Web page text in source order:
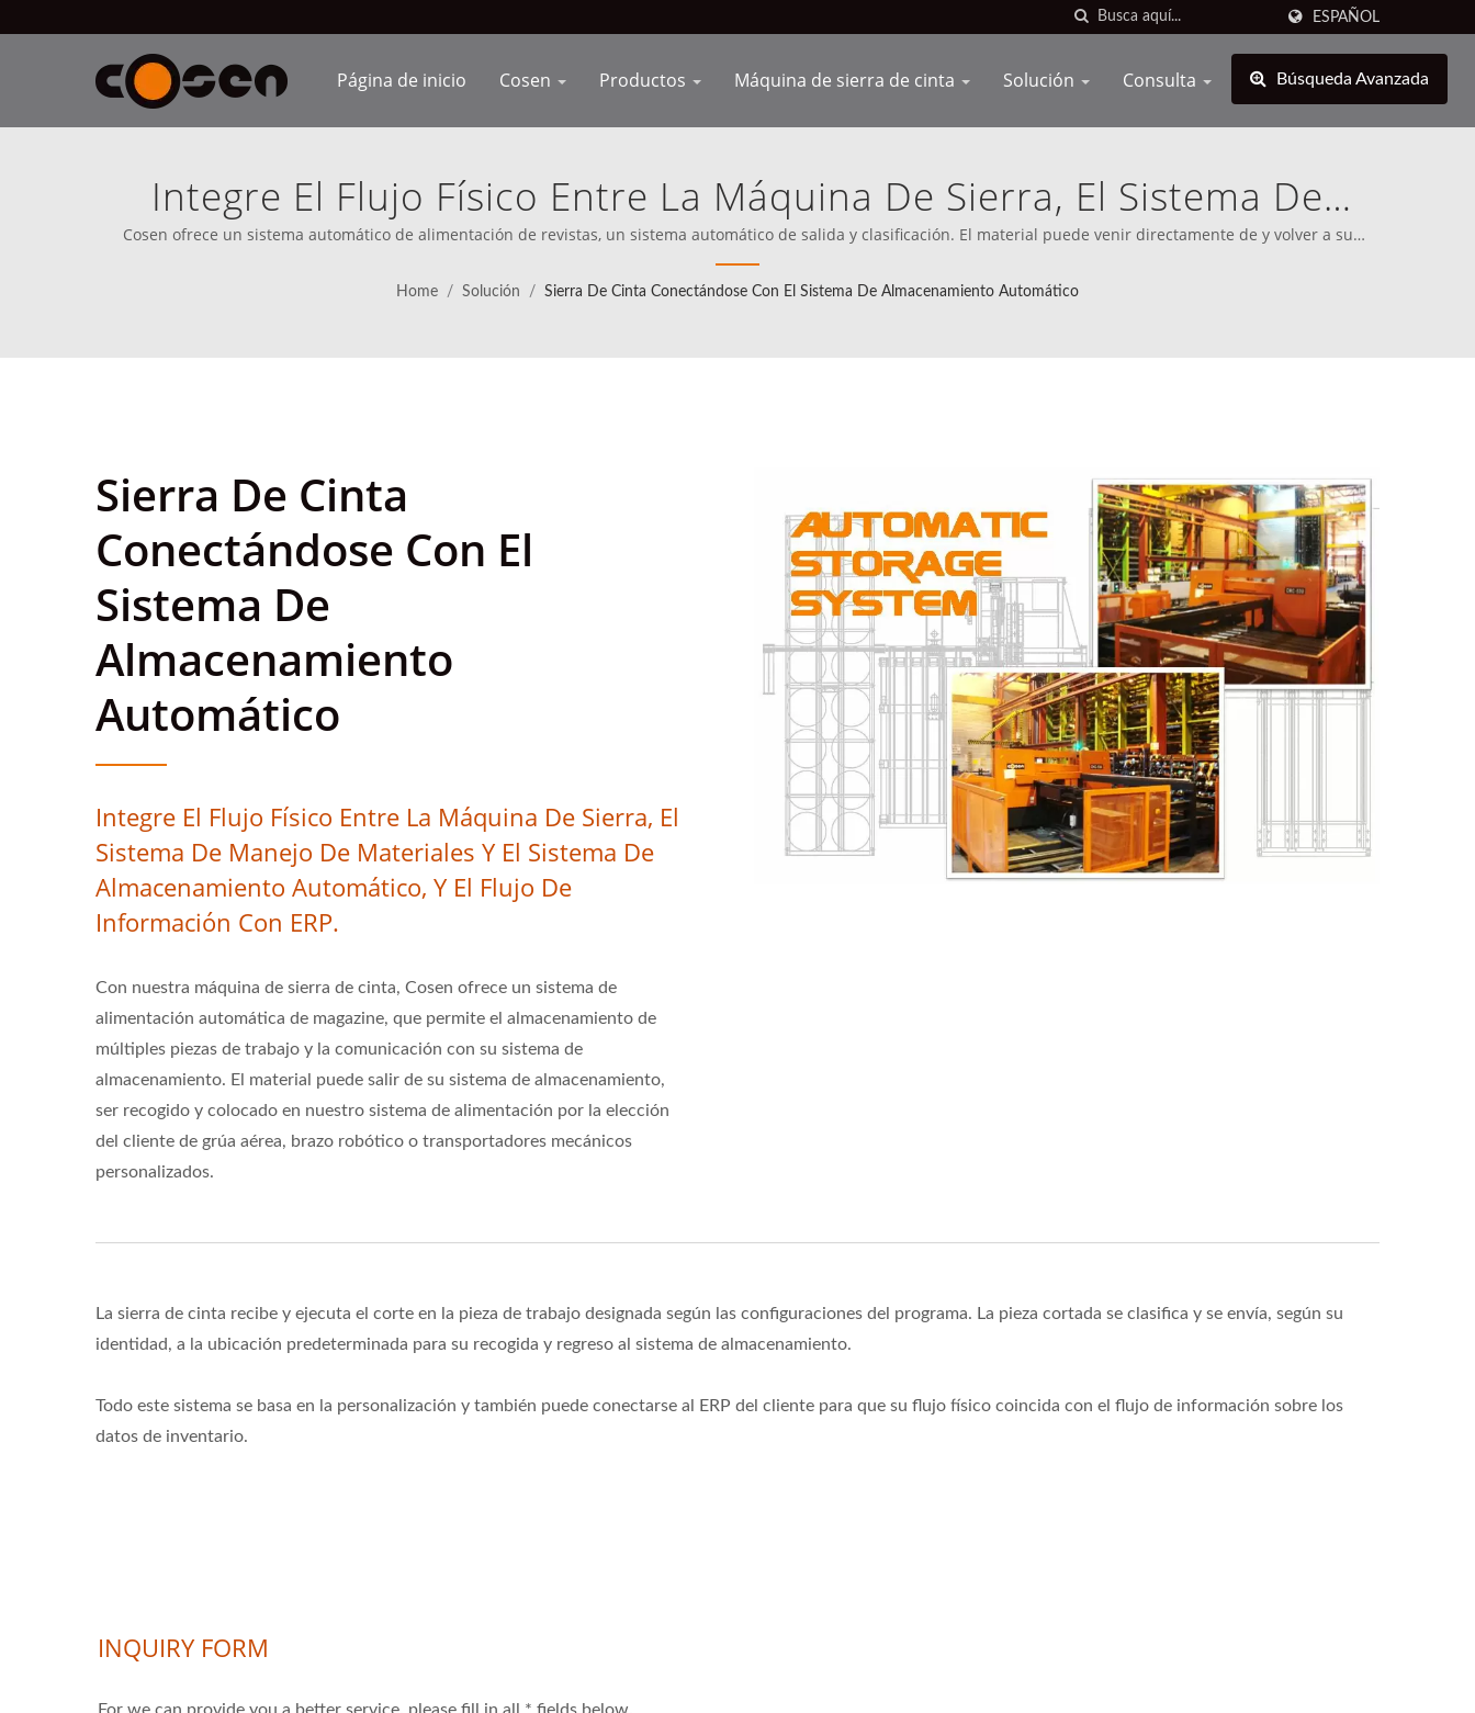
ESPAÑOL
Página de inicio Cosen Productos Máquina de sierra de cinta Solución Consulta SoporteBúsqueda Avanzada
Integre El Flujo Físico Entre La Máquina De Sierra, El Sistema De
Manejo De Materiales Y El Sistema De Almacenamiento Automático, Y
El Flujo De Información Con ERP. | Integra Robótica De Vanguardia
Cosen ofrece un sistema automático de alimentación de revistas, un sistema automático de salida y clasificación. El material puede venir directamente de y volver a su
sistema de almacenamiento. | Las sierras de cinta de marca Cosen están disponibles para la venta en 80 países, incluyendo América del Norte (desde 1989), Cosen ha dejado
claro desde el principio que su misión es competir directamente con los mejores del mundo.
Home / Solución / Sierra De Cinta Conectándose Con El Sistema De Almacenamiento Automático
Sierra De Cinta
Conectándose Con El
Sistema De
Almacenamiento
Automático
Integre El Flujo Físico Entre La Máquina De Sierra, El
Sistema De Manejo De Materiales Y El Sistema De
Almacenamiento Automático, Y El Flujo De
Información Con ERP.
Con nuestra máquina de sierra de cinta, Cosen ofrece un sistema de
alimentación automática de magazine, que permite el almacenamiento de
múltiples piezas de trabajo y la comunicación con su sistema de
almacenamiento. El material puede salir de su sistema de almacenamiento,
ser recogido y colocado en nuestro sistema de alimentación por la elección
del cliente de grúa aérea, brazo robótico o transportadores mecánicos
personalizados.
La sierra de cinta recibe y ejecuta el corte en la pieza de trabajo designada según las configuraciones del programa. La pieza cortada se clasifica y se envía, según su
identidad, a la ubicación predeterminada para su recogida y regreso al sistema de almacenamiento.
Todo este sistema se basa en la personalización y también puede conectarse al ERP del cliente para que su flujo físico coincida con el flujo de información sobre los
datos de inventario.